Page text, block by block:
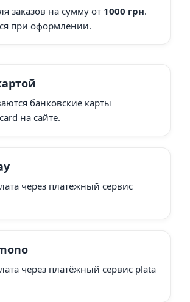
заказов на сумму от 1000 грн.
при оформлении.
банковские карты
на сайте.
через платёжный сервис
через платёжный сервис plata